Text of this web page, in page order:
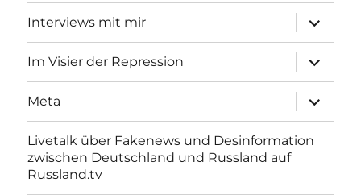
Interviews mit mir
anzeigen
Im Visier der Repression
anzeigen
Meta
anzeigen
Livetalk über Fakenews und Desinformation
zwischen Deutschland und Russland auf
Russland.tv